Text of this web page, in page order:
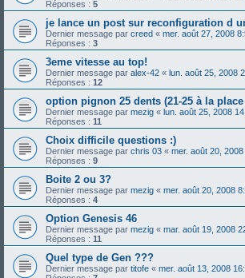
Réponses : 5
je lance un post sur reconfiguration d
Dernier message par creed « mer. août 27, 2008
Réponses : 3
3eme vitesse au top!
Dernier message par alex-42 « lun. août 25, 2008
Réponses : 12
option pignon 25 dents (21-25 à la place
Dernier message par mezig « lun. août 25, 2008
Réponses : 11
Choix difficile questions :)
Dernier message par chris 03 « mer. août 20,
Réponses : 9
Boite 2 ou 3?
Dernier message par mezig « mer. août 20, 2008
Réponses : 4
Option Genesis 46
Dernier message par mezig « mar. août 19, 2008
Réponses : 11
Quel type de Gen ???
Dernier message par titofe « mer. août 13, 2008